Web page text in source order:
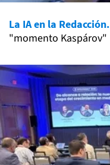
La IA en la Redacción.
"momento Kaspárov"